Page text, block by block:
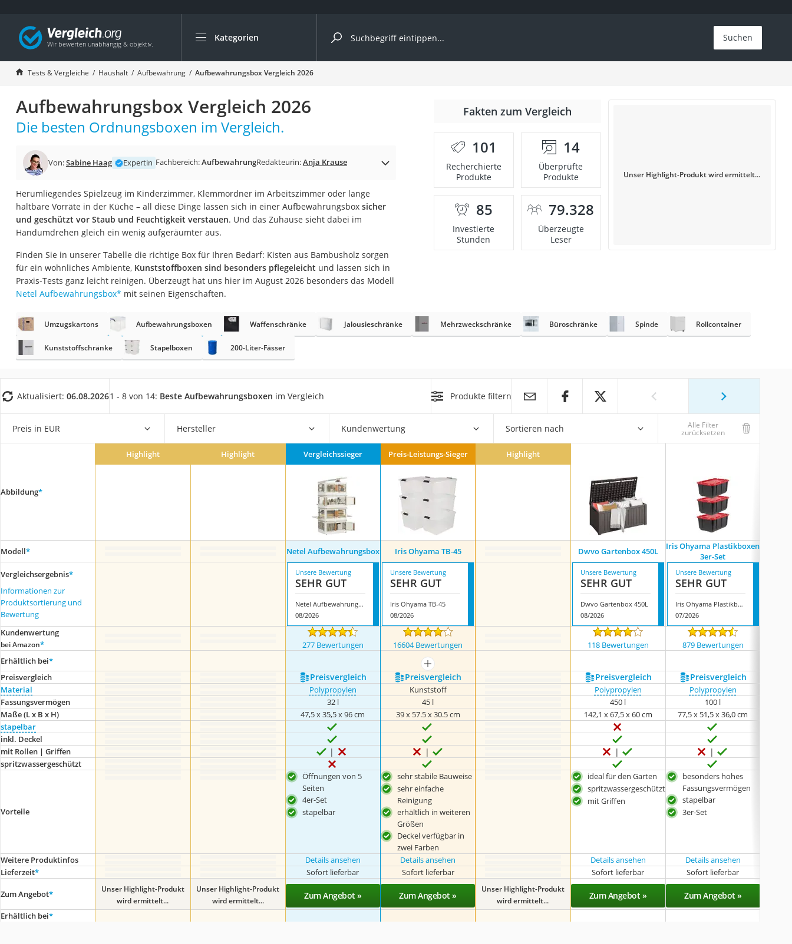
Kategorien
Die beliebtesten Vergleiche nach Kategorie
Haushalt
Wassersprudler
Zentralstaubsauger
Brotbackautomat
Wäschespinne
Spülmaschinentabs
Akku-Staubsauger
Eierkocher
AEG-Waschmaschine
Saug-Wisch-Roboter
Handstaubsauger
Kondenstrockner
Reiskocher
Ecovacs-Saugroboter
Nespresso-Maschine
Messerschärfer
Suchen
Tests & Vergleiche Haushalt Aufbewahrung Aufbewahrungsbox Vergleich 2026
Aufbewahrungsbox Vergleich 2026
Die besten Ordnungsboxen im Vergleich.
Von:Sabine Haag Expertin Fachbereich:AufbewahrungRedakteurin:Anja Krause
Herumliegendes Spielzeug im Kinderzimmer, Klemmordner im Arbeitszimmer oder lange
haltbare Vorräte in der Küche – all diese Dinge lassen sich in einer Aufbewahrungsbox sicher
und geschützt vor Staub und Feuchtigkeit verstauen. Und das Zuhause sieht dabei im
Handumdrehen gleich ein wenig aufgeräumter aus.
Finden Sie in unserer Tabelle die richtige Box für Ihren Bedarf: Kisten aus Bambusholz sorgen
für ein wohnliches Ambiente, Kunststoffboxen sind besonders pflegeleicht und lassen sich in
Praxis-Tests ganz leicht reinigen. Überzeugt hat uns hier im August 2026 besonders das Modell
Netel Aufbewahrungsbox* mit seinen Eigenschaften.
Fakten zum Vergleich
101
Recherchierte
Produkte
14
Überprüfte
Produkte
85
Investierte
Stunden
79.328
Überzeugte
Leser
Unser Highlight-Produkt wird ermittelt...
Umzugskartons Aufbewahrungsboxen Waffenschränke Jalousieschränke Mehrzweckschränke Büroschränke Spinde Rollcontainer
Kunststoffschränke Stapelboxen 200-Liter-Fässer
Aktualisiert: 06.08.20261 - 8 von 14: Beste Aufbewahrungsboxen im Vergleich Produkte filtern
Preis in EUR Hersteller Kundenwertung Sortieren nach Alle Filter
zurücksetzen
Abbildung*
Highlight Highlight Vergleichssieger Preis-Leistungs-Sieger Highlight
Modell* Netel Aufbewahrungsbox Iris Ohyama TB-45 Dwvo Gartenbox 450L
Iris Ohyama Plastikboxen
3er-Set
Vergleichsergebnis*
Informationen zur
Produktsortierung und
Bewertung
Unsere Bewertung
SEHR GUT
Netel Aufbewahrungsbox
08/2026
Unsere Bewertung
SEHR GUT
Iris Ohyama TB-45
08/2026
Unsere Bewertung
SEHR GUT
Dwvo Gartenbox 450L
08/2026
Unsere Bewertung
SEHR GUT
Iris Ohyama Plastikboxen 3er-Set
07/2026
Kundenwertung
bei Amazon* 277 Bewertungen 16604 Bewertungen 118 Bewertungen 879 Bewertungen
Erhältlich bei*
mehr anzeigen
Preis­vergleich
Preis­vergleich Preis­vergleich Preis­vergleich Preis­vergleich
Material Polypropylen Kunststoff Polypropylen
Polypropylen
Fassungsvermögen
32 l 45 l 450 l
100 l
Maße (L x B x H)
47,5 x 35,5 x 96 cm 39 x 57.5 x 30.5 cm 142,1 x 67,5 x 60 cm 77,5 x 51,5 x 36,0 cm
stapelbar
inkl. Deckel
mit Rollen | Griffen
spritzwassergeschützt
Vorteile
Öffnungen von 5
Seiten
4er-Set
stapelbar
sehr stabile Bauweise
sehr einfache
Reinigung
erhältlich in weiteren
Größen
Deckel verfügbar in
zwei Farben
ideal für den Garten
spritzwassergeschützt
mit Griffen
besonders hohes
Fassungsvermögen
stapelbar
3er-Set
Weitere Produktinfos Details ansehen Details ansehen Details ansehen
Details ansehen
Lieferzeit* Sofort lieferbar Sofort lieferbar Sofort lieferbar Sofort lieferbar
Zum Angebot*
Unser Highlight-Produkt
wird ermittelt...
Unser Highlight-Produkt
wird ermittelt...
Zum Angebot » Zum Angebot »
Unser Highlight-Produkt
wird ermittelt...
Zum Angebot » Zum Angebot »
Erhältlich bei*